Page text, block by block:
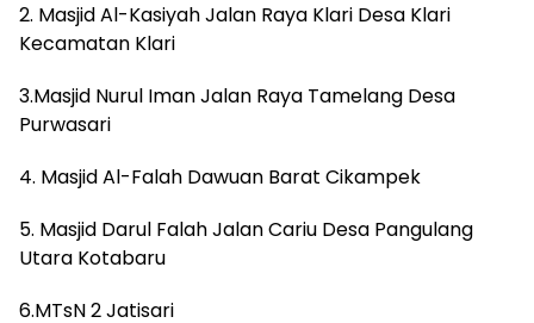
2. Masjid Al-Kasiyah Jalan Raya Klari Desa Klari
Kecamatan Klari
3.Masjid Nurul Iman Jalan Raya Tamelang Desa
Purwasari
4. Masjid Al-Falah Dawuan Barat Cikampek
5. Masjid Darul Falah Jalan Cariu Desa Pangulang
Utara Kotabaru
6.MTsN 2 Jatisari